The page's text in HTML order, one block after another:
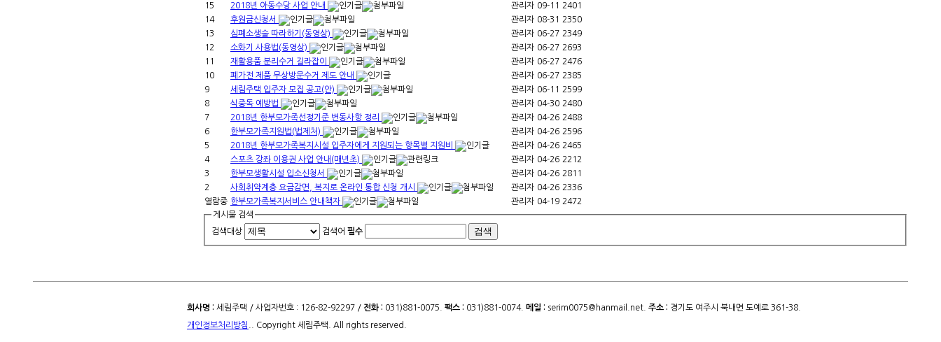
15
2018년 아동수당 사업 안내 관리자 09-11
2401
14
후원금신청서 관리자 08-31
2350
13
심폐소생술 따라하기(동영상) 관리자 06-27 2349
12
소화기 사용법(동영상) 관리자 06-27 2693
11
재활용품 분리수거 길라잡이 관리자 06-27 2476
10
폐가전 제품 무상방문수거 제도 안내 관리자 06-27 2385
9
세림주택 입주자 모집 공고(안) 관리자 06-11
2599
8
식중독 예방법 관리자 04-30 2480
7
2018년 한부모가족선정기준 변동사항 정리 관리자 04-26 2488
6
한부모가족지원법(법제처) 관리자 04-26 2596
5
2018년 한부모가족복지시설 입주자에게 지원되는 항목별 지원비 관리자 04-26 2465
4
스포츠 강좌 이용권 사업 안내(매년초) 관리자 04-26 2212
3
한부모생활시설 입소신청서 관리자 04-26 2811
2
사회취약계층 요금감면, 복지로 온라인 통합 신청 개시 관리자 04-26 2336
열람중 한부모가족복지서비스 안내책자 관리자 04-19 2472
게시물 검색
검색대상 검색어 필수
회사명 : 세림주택 / 사업자번호 : 126-82-92297 / 전화 : 031)881-0075. 팩스 : 031)881-0074. 메일 : serim0075@hanmail.net. 주소 : 경기도 여주시 북내면 도예로 361-38.
개인정보처리방침 .. Copyright 세림주택. All rights reserved.